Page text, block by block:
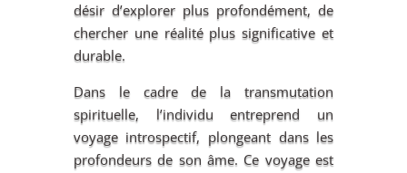
désir d’explorer plus profondément, de
chercher une réalité plus significative et
durable.
Dans le cadre de la transmutation
spirituelle, l’individu entreprend un
voyage introspectif, plongeant dans les
profondeurs de son âme. Ce voyage est